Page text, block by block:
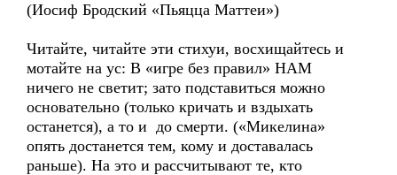
(Иосиф Бродский «Пьяцца Маттеи»)
Читайте, читайте эти стихуи, восхищайтесь и
мотайте на ус: В «игре без правил» НАМ
ничего не светит; зато подставиться можно
основательно (только кричать и вздыхать
останется), а то и до смерти. («Микелина»
опять достанется тем, кому и доставалась
раньше). На это и рассчитывают те, кто